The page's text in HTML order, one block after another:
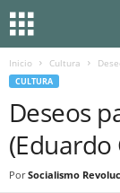
Inicio Cultura
CULTURA
Deseos
(Eduardo
Por Socialismo